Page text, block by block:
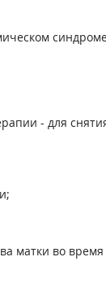
- для
матки во время